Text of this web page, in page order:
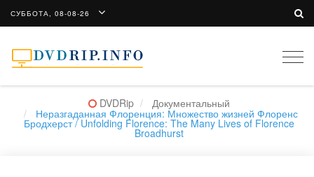
СУББОТА, 08-08-26
DVDRip Документальный
Неразгаданная Флоренция: Множество жизней Флоренс
Бродхерст / Unfolding Florence: The Many Lives of Florence
Broadhurst